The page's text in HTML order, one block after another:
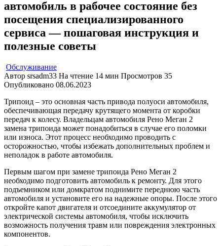
автомобиль в рабочее состояние без
посещения специализированного
сервиса — пошаговая инструкция и
полезные советы
Обслуживание
Автор srsadm33 На чтение 14 мин Просмотров 35
Опубликовано 08.06.2023
Трипоид – это основная часть привода полуоси автомобиля,
обеспечивающая передачу крутящего момента от коробки
передач к колесу. Владельцам автомобиля Рено Меган 2
замена трипоида может понадобиться в случае его поломки
или износа. Этот процесс необходимо проводить с
осторожностью, чтобы избежать дополнительных проблем и
неполадок в работе автомобиля.
Первым шагом при замене трипоида Рено Меган 2
необходимо подготовить автомобиль к ремонту. Для этого
подъемником или домкратом поднимите переднюю часть
автомобиля и установите его на надежные опоры. После этого
откройте капот двигателя и отсоедините аккумулятор от
электрической системы автомобиля, чтобы исключить
возможность получения травм или повреждения электронных
компонентов.